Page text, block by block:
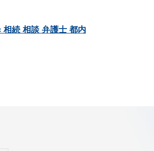
相続 相談 弁護士 都内